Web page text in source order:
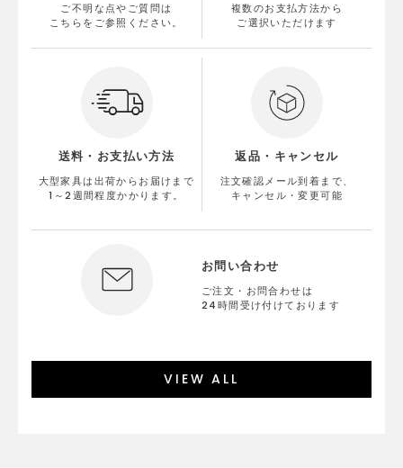
ご不明な点やご質問は
こちらをご参照ください。
複数のお支払方法から
ご選択いただけます
送料・お支払い方法
大型家具は出荷からお届けまで
1～2週間程度かかります。
返品・キャンセル
注文確認メール到着まで、
キャンセル・変更可能
お問い合わせ
ご注文・お問合わせは
24時間受け付けております
VIEW ALL